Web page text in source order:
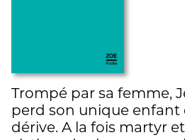
Trompé par sa femme,
perd son unique enfant
dérive. A la fois martyr